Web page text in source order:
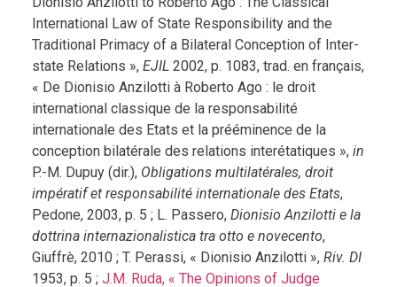
International Law of State Responsibility and the
Traditional Primacy of a Bilateral Conception of Inter-
state Relations », EJIL2002, p. 1083, trad. en français,
« De Dionisio Anzilotti à Roberto Ago : le droit
international classique de la responsabilité
internationale des Etats et la prééminence de la
conception bilatérale des relations interétatiques », in
P.-M. Dupuy (dir.), Obligations multilatérales, droit
impératif et responsabilité internationale des Etats,
Pedone, 2003, p. 5 ; L. Passero, Dionisio Anzilotti e la
dottrina internazionalistica tra otto e novecento,
Giuffrè, 2010 ; T. Perassi, « Dionisio Anzilotti »,Riv. DI
1953, p. 5 ; J.M. Ruda, « The Opinions of Judge